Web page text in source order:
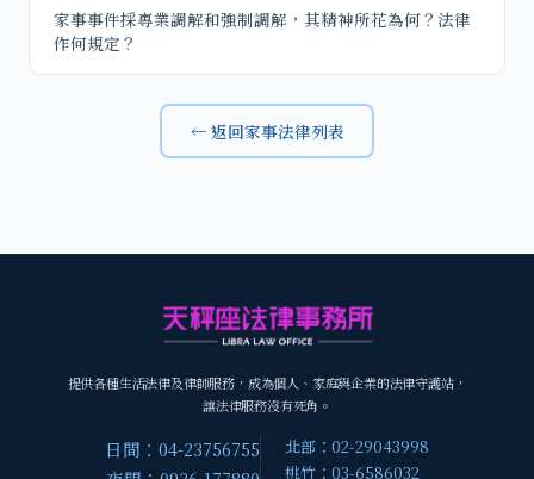
家事事件採專業調解和強制調解，其精神所花為何？法律
作何規定？
← 返回家事法律列表
提供各種生活法律及律師服務，成為個人、家庭與企業的法律守護站，
讓法律服務沒有死角。
日間：04-23756755
北部：02-29043998
桃竹：03-6586032